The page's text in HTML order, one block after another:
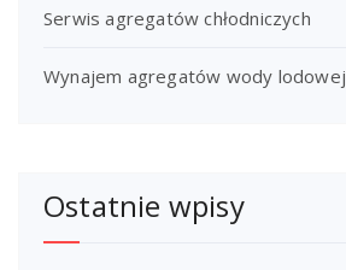
Serwis agregatów chłodniczych
Wynajem agregatów wody lodowej
Ostatnie wpisy